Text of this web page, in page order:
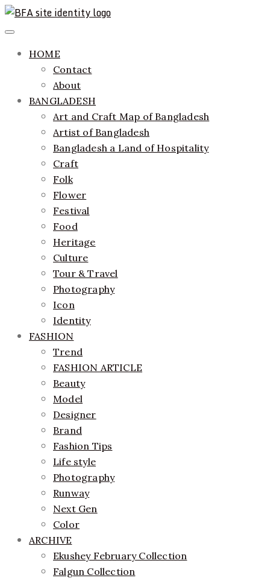
Skip
to
Bangladesh Fashion Archive
ethics + aesthetics = sustainable fashion
Primary
Menu HOME
Contact
About
BANGLADESH
Art and Craft Map of Bangladesh
Artist of Bangladesh
Bangladesh a Land of Hospitality
Craft
Folk
Flower
Festival
Food
Heritage
Culture
Tour & Travel
Photography
Icon
Identity
FASHION
Trend
FASHION ARTICLE
Beauty
Model
Designer
Brand
Fashion Tips
Life style
Photography
Runway
Next Gen
Color
ARCHIVE
Ekushey February Collection
Falgun Collection